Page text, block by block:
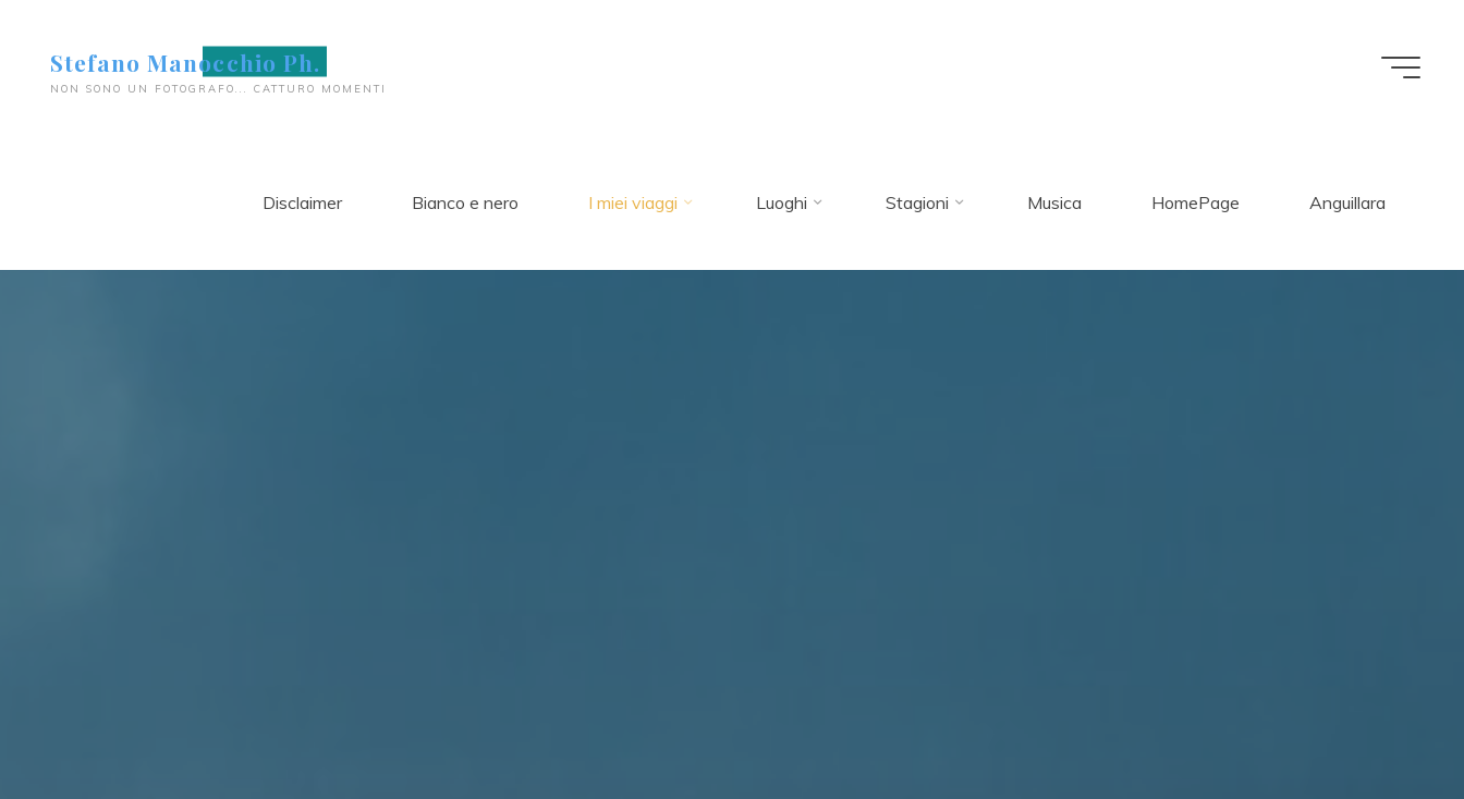
contenutoStefano Manocchio Ph.
NON SONO UN FOTOGRAFO... CATTURO MOMENTI
Disclaimer Bianco e nero I miei viaggi Luoghi Stagioni Musica HomePage Anguillara